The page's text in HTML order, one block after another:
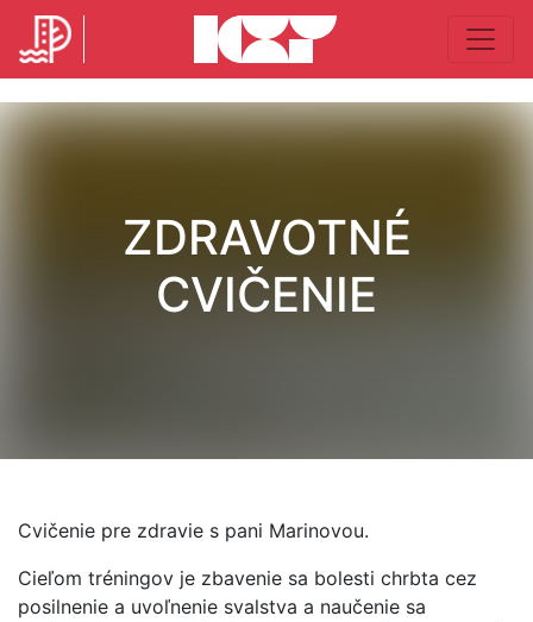
ZDRAVOTNÉ
CVIČENIE
Cvičenie pre zdravie s pani Marinovou.
Cieľom tréningov je zbavenie sa bolesti chrbta cez
posilnenie a uvoľnenie svalstva a naučenie sa